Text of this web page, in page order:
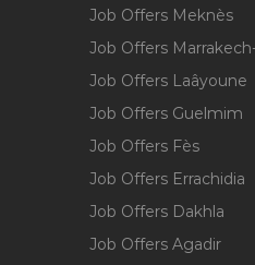
Job Offers Meknès
Job Offers
Job Offers Laâyoune
Job Offers Guelmim
Job Offers Fès
Job Offers Errachidia
Job Offers Dakhla
Job Offers Agadir